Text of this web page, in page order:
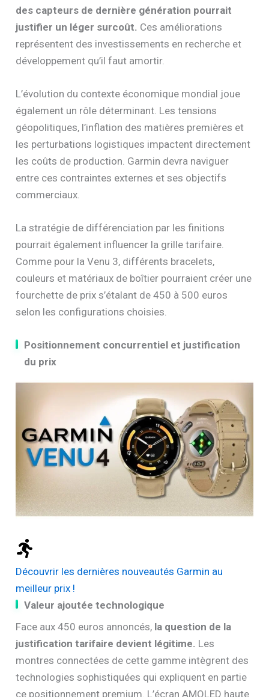
des capteurs de dernière génération pourrait
justifier un léger surcoût. Ces améliorations
représentent des investissements en recherche et
développement qu’il faut amortir.
L’évolution du contexte économique mondial joue
également un rôle déterminant. Les tensions
géopolitiques, l’inflation des matières premières et
les perturbations logistiques impactent directement
les coûts de production. Garmin devra naviguer
entre ces contraintes externes et ses objectifs
commerciaux.
La stratégie de différenciation par les finitions
pourrait également influencer la grille tarifaire.
Comme pour la Venu 3, différents bracelets,
couleurs et matériaux de boîtier pourraient créer une
fourchette de prix s’étalant de 450 à 500 euros
selon les configurations choisies.
Positionnement concurrentiel et justification
du prix
Découvrir les dernières nouveautés Garmin au
meilleur prix !
Valeur ajoutée technologique
Face aux 450 euros annoncés, la question de la
justification tarifaire devient légitime. Les
montres connectées de cette gamme intègrent des
technologies sophistiquées qui expliquent en partie
ce positionnement premium. L’écran AMOLED haute